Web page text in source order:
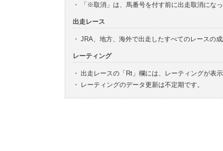
・
「※取消」は、馬番号を付す前に出走取消にな
出走レース
・ JRA、地方、海外で出走したすべてのレースの
レーティング
・ 出走レースの「Rt」欄には、レーティングが表
・
レーティングのデータ更新は不定期です。